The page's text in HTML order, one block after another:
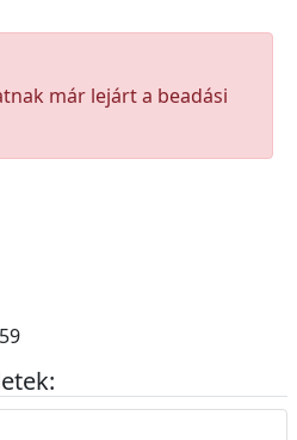
már lejárt a beadási